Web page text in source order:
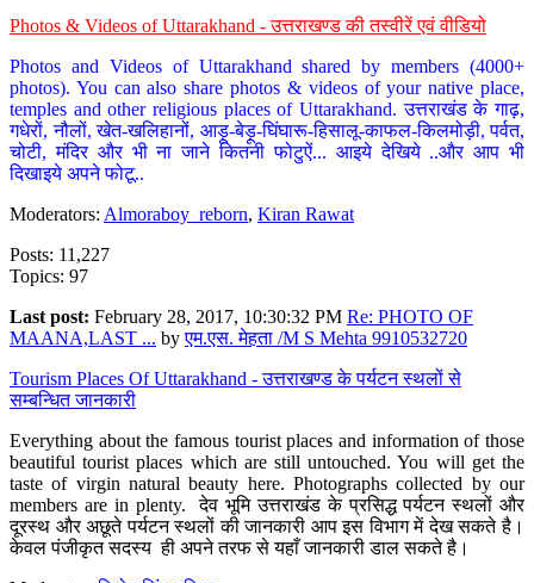
Photos & Videos of Uttarakhand - उत्तराखण्ड की तस्वीरें एवं वीडियो
Photos and Videos of Uttarakhand shared by members (4000+
photos). You can also share photos & videos of your native place,
temples and other religious places of Uttarakhand. उत्तराखंड के गाढ़,
गधेरों, नौलों, खेत-खलिहानों, आड़ू-बेड़ू-घिंघारू-हिसालू-काफल-किलमोड़ी, पर्वत,
चोटी, मंदिर और भी ना जाने कितनी फोटुऐं... आइये देखिये ..और आप भी
दिखाइये अपने फोटू..
Moderators: Almoraboy_reborn, Kiran Rawat
Posts: 11,227
Topics: 97
Last post: February 28, 2017, 10:30:32 PM Re: PHOTO OF
MAANA,LAST ... byएम.एस. मेहता /M S Mehta 9910532720
Tourism Places Of Uttarakhand - उत्तराखण्ड के पर्यटन स्थलों से
सम्बन्धित जानकारी
Everything about the famous tourist places and information of those
beautiful tourist places which are still untouched. You will get the
taste of virgin natural beauty here. Photographs collected by our
members are in plenty. देव भूमि उत्तराखंड के प्रसिद्ध पर्यटन स्थलों और
दूरस्थ और अछूते पर्यटन स्थलों की जानकारी आप इस विभाग में देख सकते है।
केवल पंजीकृत सदस्य ही अपने तरफ से यहाँ जानकारी डाल सकते है।